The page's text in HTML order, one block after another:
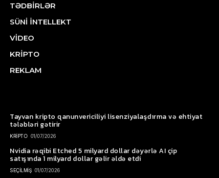
TƏDBİRLƏR
SÜNİ İNTELLEKT
VİDEO
KRİPTO
REKLAM
Tayvan kripto qanunvericiliyi lisenziyalaşdırma və ehtiyat
tələbləri gətirir
KRİPTO 01/07/2026
Nvidia rəqibi Etched 5 milyard dollar dəyərlə AI çip
satışında 1 milyard dollar gəlir əldə etdi
SEÇİLMİŞ 01/07/2026